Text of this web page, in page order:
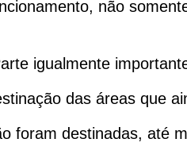
não
igualmente
das áreas que
foram destinadas, até